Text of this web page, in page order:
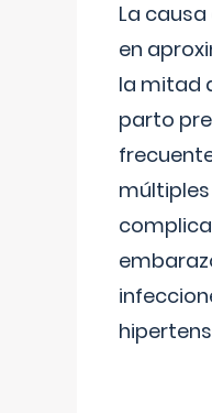
La
en
la mitad
parto
múltiples